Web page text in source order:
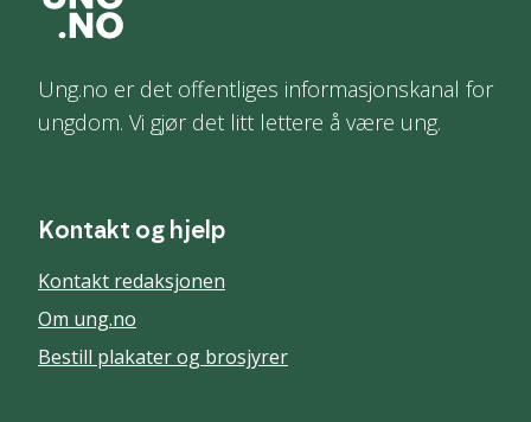
Ung.no er det offentliges informasjonskanal for
ungdom. Vi gjør det litt lettere å være ung.
Kontakt og hjelp
Kontakt redaksjonen
Om ung.no
Bestill plakater og brosjyrer